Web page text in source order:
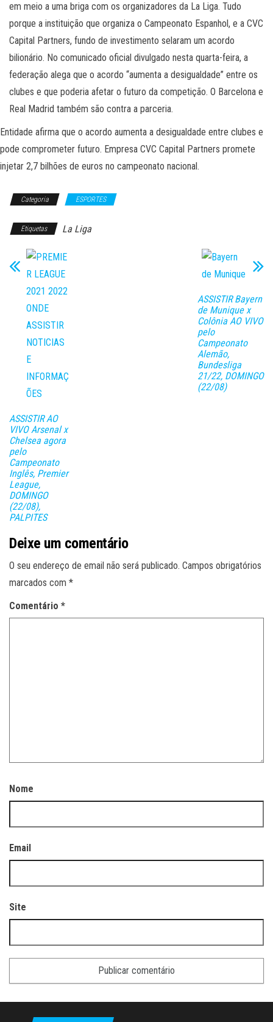
em meio a uma briga com os organizadores da La Liga. Tudo
porque a instituição que organiza o Campeonato Espanhol, e a CVC
Capital Partners, fundo de investimento selaram um acordo
bilionário. No comunicado oficial divulgado nesta quarta-feira, a
federação alega que o acordo “aumenta a desigualdade” entre os
clubes e que poderia afetar o futuro da competição. O Barcelona e
Real Madrid também são contra a parceria.
Entidade afirma que o acordo aumenta a desigualdade entre clubes e
pode comprometer futuro. Empresa CVC Capital Partners promete
injetar 2,7 bilhões de euros no campeonato nacional.
Categoria ESPORTES
Etiquetas La Liga
ASSISTIR AO
VIVO Arsenal x
Chelsea agora
pelo
Campeonato
Inglês, Premier
League,
DOMINGO
(22/08),
PALPITES
ASSISTIR Bayern
de Munique x
Colônia AO VIVO
pelo
Campeonato
Alemão,
Bundesliga
21/22, DOMINGO
(22/08)
Deixe um comentário
O seu endereço de email não será publicado. Campos obrigatórios
marcados com *
Comentário *
Nome
Email
Site